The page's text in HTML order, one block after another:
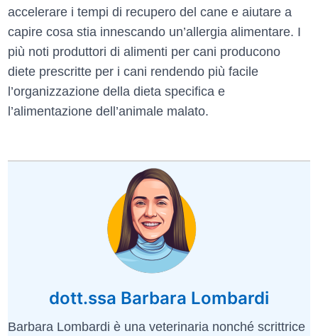
accelerare i tempi di recupero del cane e aiutare a
capire cosa stia innescando un’allergia alimentare. I
più noti produttori di alimenti per cani producono
diete prescritte per i cani rendendo più facile
l’organizzazione della dieta specifica e
l’alimentazione dell’animale malato.
dott.ssa Barbara Lombardi
Barbara Lombardi è una veterinaria nonché scrittrice